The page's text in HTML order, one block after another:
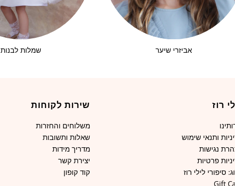
שמלות לבנות אביזרי שיער
שירות לקוחות
משלוחים והחזרות
שאלות ותשובות
מדריך מידות
יצירת קשר
קוד קופון
רוז
ותנאי שימוש
נגישות
פרטיות
סיפורי לילי רוז
Gift